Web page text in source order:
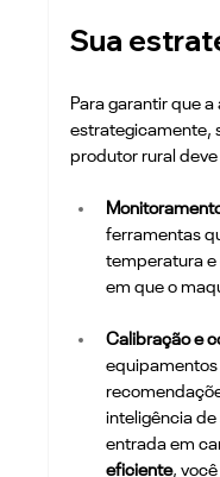
Sua
Para garantir que
estrategicamente,
produtor rural
ferramentas
temperatura e
em que o
Calibração e
equipamentos
inteligência de
entrada em
eficiente,